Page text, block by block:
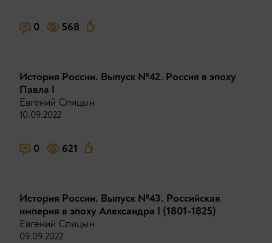
0 568
История России. Выпуск №42. Россия в эпоху
Павла I
Евгений Спицын
10.09.2022
0 621
История России. Выпуск №43. Российская
империя в эпоху Александра I (1801-1825)
Евгений Спицын
09.09.2022